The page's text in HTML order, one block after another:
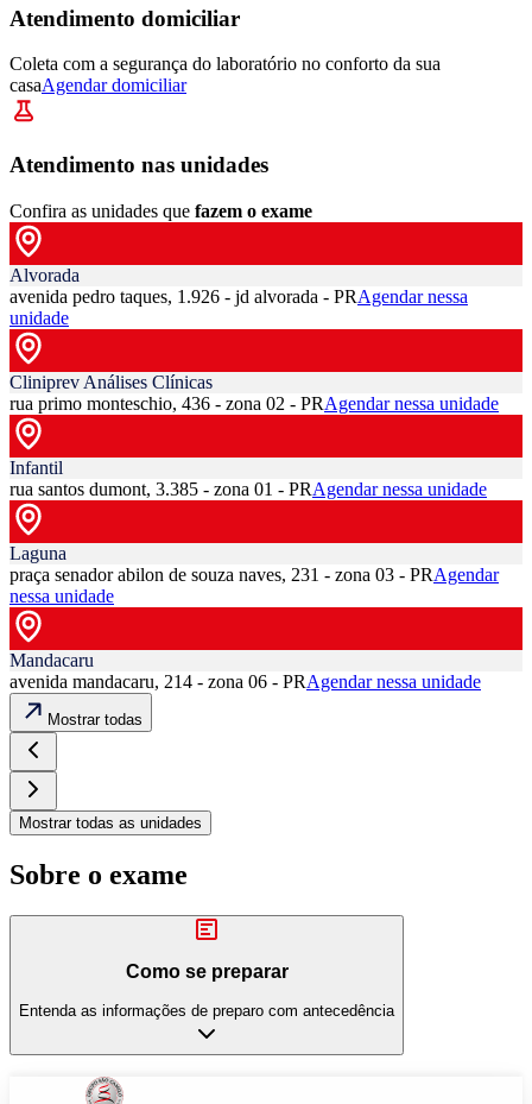
Atendimento domiciliar
Coleta com a segurança do laboratório no conforto da sua
casaAgendar domiciliar
Atendimento nas unidades
Confira as unidades que fazem o exame
Alvorada
avenida pedro taques, 1.926 - jd alvorada - PRAgendar nessa
unidade
Cliniprev Análises Clínicas
rua primo monteschio, 436 - zona 02 - PRAgendar nessa unidade
Infantil
rua santos dumont, 3.385 - zona 01 - PRAgendar nessa unidade
Laguna
praça senador abilon de souza naves, 231 - zona 03 - PRAgendar
nessa unidade
Mandacaru
avenida mandacaru, 214 - zona 06 - PRAgendar nessa unidade
Mostrar todas
Mostrar todas as unidades
Sobre o exame
Como se preparar
Entenda as informações de preparo com antecedência